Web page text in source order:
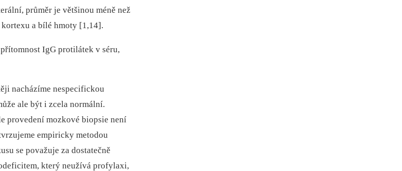
průměr je většinou méně než
a bílé hmoty [1,14].
IgG protilátek v séru,
nacházíme nespecifickou
ale být i zcela normální.
provedení mozkové biopsie není
empiricky metodou
se považuje za dostatečně
který neužívá profylaxi,